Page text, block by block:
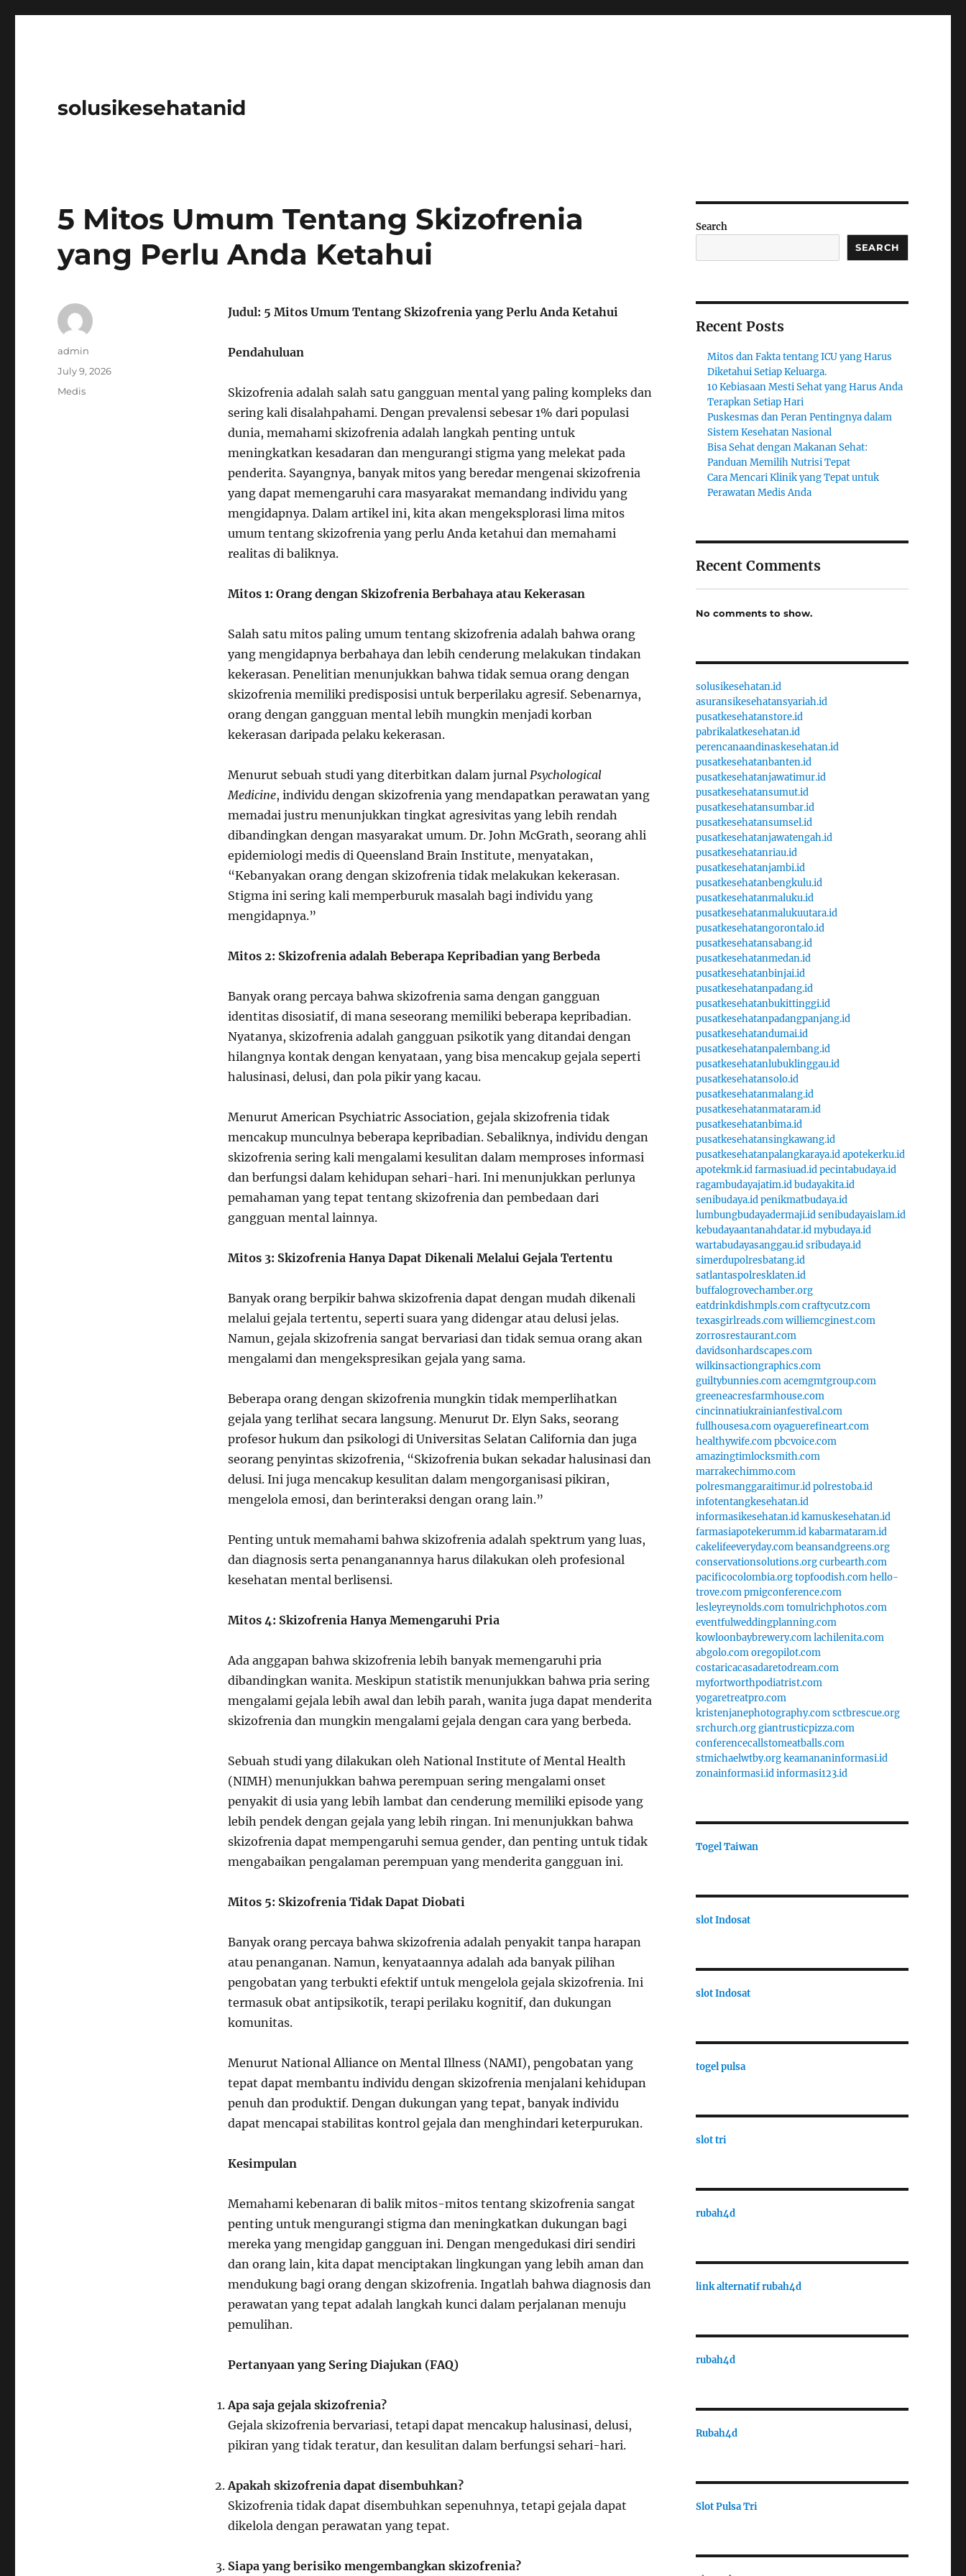
solusikesehatanid
5 Mitos Umum Tentang Skizofrenia
yang Perlu Anda Ketahui
Judul: 5 Mitos Umum Tentang Skizofrenia yang Perlu Anda Ketahui
Pendahuluan
Skizofrenia adalah salah satu gangguan mental yang paling kompleks dan
sering kali disalahpahami. Dengan prevalensi sebesar 1% dari populasi
dunia, memahami skizofrenia adalah langkah penting untuk
meningkatkan kesadaran dan mengurangi stigma yang melekat pada
penderita. Sayangnya, banyak mitos yang beredar mengenai skizofrenia
yang dapat memengaruhi cara masyarakat memandang individu yang
mengidapnya. Dalam artikel ini, kita akan mengeksplorasi lima mitos
umum tentang skizofrenia yang perlu Anda ketahui dan memahami
realitas di baliknya.
Mitos 1: Orang dengan Skizofrenia Berbahaya atau Kekerasan
Salah satu mitos paling umum tentang skizofrenia adalah bahwa orang
yang mengidapnya berbahaya dan lebih cenderung melakukan tindakan
kekerasan. Penelitian menunjukkan bahwa tidak semua orang dengan
skizofrenia memiliki predisposisi untuk berperilaku agresif. Sebenarnya,
orang dengan gangguan mental lebih mungkin menjadi korban
kekerasan daripada pelaku kekerasan.
Menurut sebuah studi yang diterbitkan dalam jurnal Psychological
Medicine, individu dengan skizofrenia yang mendapatkan perawatan yang
memadai justru menunjukkan tingkat agresivitas yang lebih rendah
dibandingkan dengan masyarakat umum. Dr. John McGrath, seorang ahli
epidemiologi medis di Queensland Brain Institute, menyatakan,
“Kebanyakan orang dengan skizofrenia tidak melakukan kekerasan.
Stigma ini sering kali memperburuk masalah bagi individu yang
mengidapnya.”
Mitos 2: Skizofrenia adalah Beberapa Kepribadian yang Berbeda
Banyak orang percaya bahwa skizofrenia sama dengan gangguan
identitas disosiatif, di mana seseorang memiliki beberapa kepribadian.
Nyatanya, skizofrenia adalah gangguan psikotik yang ditandai dengan
hilangnya kontak dengan kenyataan, yang bisa mencakup gejala seperti
halusinasi, delusi, dan pola pikir yang kacau.
Menurut American Psychiatric Association, gejala skizofrenia tidak
mencakup munculnya beberapa kepribadian. Sebaliknya, individu dengan
skizofrenia sering kali mengalami kesulitan dalam memproses informasi
dan berfungsi dalam kehidupan sehari-hari. Ini menunjukkan perlunya
pemahaman yang tepat tentang skizofrenia dan pembedaan dari
gangguan mental lainnya.
Mitos 3: Skizofrenia Hanya Dapat Dikenali Melalui Gejala Tertentu
Banyak orang berpikir bahwa skizofrenia dapat dengan mudah dikenali
melalui gejala tertentu, seperti suara yang didengar atau delusi jelas.
Namun, gejala skizofrenia sangat bervariasi dan tidak semua orang akan
mengalami dan mengekspresikan gejala yang sama.
Beberapa orang dengan skizofrenia mungkin tidak memperlihatkan
gejala yang terlihat secara langsung. Menurut Dr. Elyn Saks, seorang
profesor hukum dan psikologi di Universitas Selatan California dan juga
seorang penyintas skizofrenia, “Skizofrenia bukan sekadar halusinasi dan
delusi. Ini juga mencakup kesulitan dalam mengorganisasi pikiran,
mengelola emosi, dan berinteraksi dengan orang lain.”
Penting untuk memahami bahwa skizofrenia adalah spektrum yang luas,
dan diagnosis serta penanganannya harus dilakukan oleh profesional
kesehatan mental berlisensi.
Mitos 4: Skizofrenia Hanya Memengaruhi Pria
Ada anggapan bahwa skizofrenia lebih banyak memengaruhi pria
dibandingkan wanita. Meskipun statistik menunjukkan bahwa pria sering
mengalami gejala lebih awal dan lebih parah, wanita juga dapat menderita
skizofrenia dan mungkin mengalami gejala dengan cara yang berbeda.
Sebuah studi yang dilakukan oleh National Institute of Mental Health
(NIMH) menunjukkan bahwa perempuan sering mengalami onset
penyakit di usia yang lebih lambat dan cenderung memiliki episode yang
lebih pendek dengan gejala yang lebih ringan. Ini menunjukkan bahwa
skizofrenia dapat mempengaruhi semua gender, dan penting untuk tidak
mengabaikan pengalaman perempuan yang menderita gangguan ini.
Mitos 5: Skizofrenia Tidak Dapat Diobati
Banyak orang percaya bahwa skizofrenia adalah penyakit tanpa harapan
atau penanganan. Namun, kenyataannya adalah ada banyak pilihan
pengobatan yang terbukti efektif untuk mengelola gejala skizofrenia. Ini
termasuk obat antipsikotik, terapi perilaku kognitif, dan dukungan
komunitas.
Menurut National Alliance on Mental Illness (NAMI), pengobatan yang
tepat dapat membantu individu dengan skizofrenia menjalani kehidupan
penuh dan produktif. Dengan dukungan yang tepat, banyak individu
dapat mencapai stabilitas kontrol gejala dan menghindari keterpurukan.
Kesimpulan
Memahami kebenaran di balik mitos-mitos tentang skizofrenia sangat
penting untuk mengurangi stigma dan meningkatkan dukungan bagi
mereka yang mengidap gangguan ini. Dengan mengedukasi diri sendiri
dan orang lain, kita dapat menciptakan lingkungan yang lebih aman dan
mendukung bagi orang dengan skizofrenia. Ingatlah bahwa diagnosis dan
perawatan yang tepat adalah langkah kunci dalam perjalanan menuju
pemulihan.
Pertanyaan yang Sering Diajukan (FAQ)
Apa saja gejala skizofrenia?
Gejala skizofrenia bervariasi, tetapi dapat mencakup halusinasi, delusi,
pikiran yang tidak teratur, dan kesulitan dalam berfungsi sehari-hari.
Apakah skizofrenia dapat disembuhkan?
Skizofrenia tidak dapat disembuhkan sepenuhnya, tetapi gejala dapat
dikelola dengan perawatan yang tepat.
Siapa yang berisiko mengembangkan skizofrenia?
Author
admin
Posted
July 9, 2026
Categories
Medis
Search
SEARCH
Recent Posts
Mitos dan Fakta tentang ICU yang Harus
Diketahui Setiap Keluarga.
10 Kebiasaan Mesti Sehat yang Harus Anda
Terapkan Setiap Hari
Puskesmas dan Peran Pentingnya dalam
Sistem Kesehatan Nasional
Bisa Sehat dengan Makanan Sehat:
Panduan Memilih Nutrisi Tepat
Cara Mencari Klinik yang Tepat untuk
Perawatan Medis Anda
Recent Comments
No comments to show.
solusikesehatan.id
asuransikesehatansyariah.id
pusatkesehatanstore.id
pabrikalatkesehatan.id
perencanaandinaskesehatan.id
pusatkesehatanbanten.id
pusatkesehatanjawatimur.id
pusatkesehatansumut.id
pusatkesehatansumbar.id
pusatkesehatansumsel.id
pusatkesehatanjawatengah.id
pusatkesehatanriau.id
pusatkesehatanjambi.id
pusatkesehatanbengkulu.id
pusatkesehatanmaluku.id
pusatkesehatanmalukuutara.id
pusatkesehatangorontalo.id
pusatkesehatansabang.id
pusatkesehatanmedan.id
pusatkesehatanbinjai.id
pusatkesehatanpadang.id
pusatkesehatanbukittinggi.id
pusatkesehatanpadangpanjang.id
pusatkesehatandumai.id
pusatkesehatanpalembang.id
pusatkesehatanlubuklinggau.id
pusatkesehatansolo.id
pusatkesehatanmalang.id
pusatkesehatanmataram.id
pusatkesehatanbima.id
pusatkesehatansingkawang.id
pusatkesehatanpalangkaraya.idapotekerku.id
apotekmk.idfarmasiuad.idpecintabudaya.id
ragambudayajatim.idbudayakita.id
senibudaya.idpenikmatbudaya.id
lumbungbudayadermaji.idsenibudayaislam.id
kebudayaantanahdatar.idmybudaya.id
wartabudayasanggau.idsribudaya.id
simerdupolresbatang.id
satlantaspolresklaten.id
buffalogrovechamber.org
eatdrinkdishmpls.comcraftycutz.com
texasgirlreads.comwilliemcginest.com
zorrosrestaurant.com
davidsonhardscapes.com
wilkinsactiongraphics.com
guiltybunnies.comacemgmtgroup.com
greeneacresfarmhouse.com
cincinnatiukrainianfestival.com
fullhousesa.comoyaguerefineart.com
healthywife.compbcvoice.com
amazingtimlocksmith.com
marrakechimmo.com
polresmanggaraitimur.idpolrestoba.id
infotentangkesehatan.id
informasikesehatan.idkamuskesehatan.id
farmasiapotekerumm.idkabarmataram.id
cakelifeeveryday.combeansandgreens.org
conservationsolutions.orgcurbearth.com
pacificocolombia.orgtopfoodish.comhello-
trove.compmigconference.com
lesleyreynolds.comtomulrichphotos.com
eventfulweddingplanning.com
kowloonbaybrewery.comlachilenita.com
abgolo.comoregopilot.com
costaricacasadaretodream.com
myfortworthpodiatrist.com
yogaretreatpro.com
kristenjanephotography.comsctbrescue.org
srchurch.orggiantrusticpizza.com
conferencecallstomeatballs.com
stmichaelwtby.orgkeamananinformasi.id
zonainformasi.idinformasi123.id
Togel Taiwan
slot Indosat
slot Indosat
togel pulsa
slot tri
rubah4d
link alternatif rubah4d
rubah4d
Rubah4d
Slot Pulsa Tri